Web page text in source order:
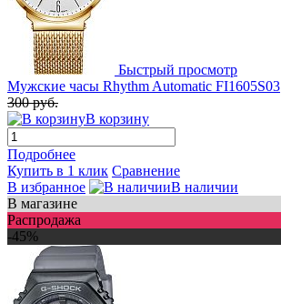
Быстрый просмотр
Мужские часы Rhythm Automatic FI1605S03
300 руб.
В корзину
Подробнее
Купить в 1 клик Сравнение
В избранное
В наличии
В магазине
Распродажа
-45%